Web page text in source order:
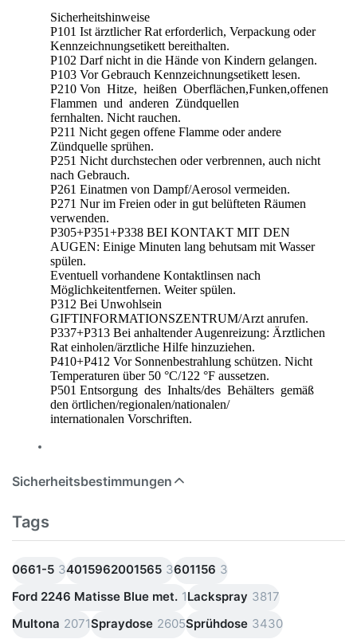
Sicherheitshinweise
P101 Ist ärztlicher Rat erforderlich, Verpackung oder
Kennzeichnungsetikett bereithalten.
P102 Darf nicht in die Hände von Kindern gelangen.
P103 Vor Gebrauch Kennzeichnungsetikett lesen.
P210 Von Hitze, heißen Oberflächen,Funken,offenen
Flammen und anderen Zündquellen
fernhalten. Nicht rauchen.
P211 Nicht gegen offene Flamme oder andere
Zündquelle sprühen.
P251 Nicht durchstechen oder verbrennen, auch nicht
nach Gebrauch.
P261 Einatmen von Dampf/Aerosol vermeiden.
P271 Nur im Freien oder in gut belüfteten Räumen
verwenden.
P305+P351+P338 BEI KONTAKT MIT DEN
AUGEN: Einige Minuten lang behutsam mit Wasser
spülen.
Eventuell vorhandene Kontaktlinsen nach
Möglichkeitentfernen. Weiter spülen.
P312 Bei Unwohlsein
GIFTINFORMATIONSZENTRUM/Arzt anrufen.
P337+P313 Bei anhaltender Augenreizung: Ärztlichen
Rat einholen/ärztliche Hilfe hinzuziehen.
P410+P412 Vor Sonnenbestrahlung schützen. Nicht
Temperaturen über 50 °C/122 °F aussetzen.
P501 Entsorgung des Inhalts/des Behälters gemäß
den örtlichen/regionalen/nationalen/
internationalen Vorschriften.
Sicherheitsbestimmungen
Tags
0661-5 34015962001565 3601156 3
Ford 2246 Matisse Blue met. 1Lackspray 3817
Multona 2071Spraydose 2605Sprühdose 3430